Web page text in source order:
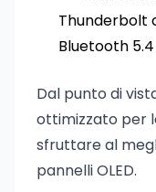
Thunderbolt
Bluetooth 5.4
Dal punto di
ottimizzato per
sfruttare al
pannelli OLED.